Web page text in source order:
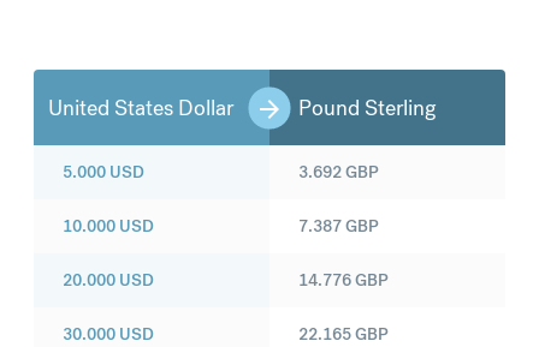
United States Dollar Pound Sterling
5.000 USD
10.000 USD
20.000 USD
30.000 USD
3.692GBP
7.387GBP
14.776GBP
22.165GBP